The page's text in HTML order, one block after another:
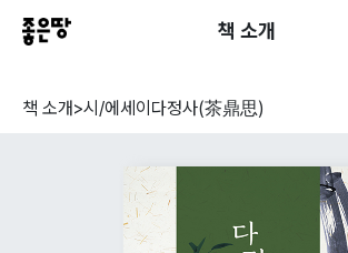
책 소개
책 소개>시/에세이 다정사(茶鼎思)